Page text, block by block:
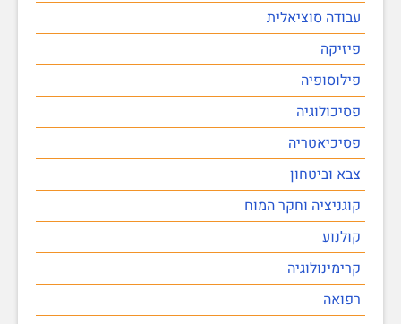
עבודה סוציאלית
פיזיקה
פילוסופיה
פסיכולוגיה
פסיכיאטריה
צבא וביטחון
קוגניציה וחקר המוח
קולנוע
קרימינולוגיה
רפואה